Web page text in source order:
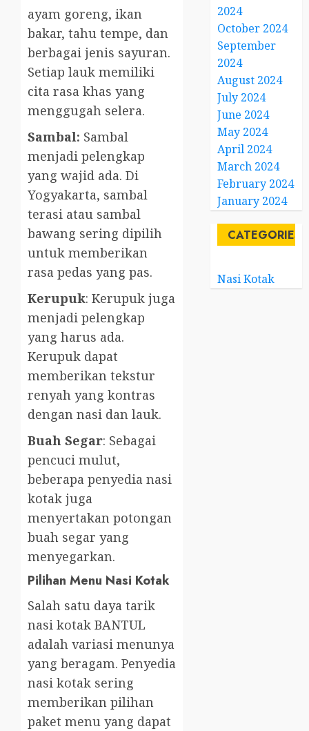
ayam goreng, ikan
bakar, tahu tempe, dan
berbagai jenis sayuran.
Setiap lauk memiliki
cita rasa khas yang
menggugah selera.
Sambal: Sambal
menjadi pelengkap
yang wajid ada. Di
Yogyakarta, sambal
terasi atau sambal
bawang sering dipilih
untuk memberikan
rasa pedas yang pas.
Kerupuk: Kerupuk juga
menjadi pelengkap
yang harus ada.
Kerupuk dapat
memberikan tekstur
renyah yang kontras
dengan nasi dan lauk.
Buah Segar: Sebagai
pencuci mulut,
beberapa penyedia nasi
kotak juga
menyertakan potongan
buah segar yang
menyegarkan.
Pilihan Menu Nasi Kotak
Salah satu daya tarik
nasi kotak BANTUL
adalah variasi menunya
yang beragam. Penyedia
nasi kotak sering
memberikan pilihan
paket menu yang dapat
2024
October 2024
September
2024
August 2024
July 2024
June 2024
May 2024
April 2024
March 2024
February 2024
January 2024
CATEGORIES
Nasi Kotak